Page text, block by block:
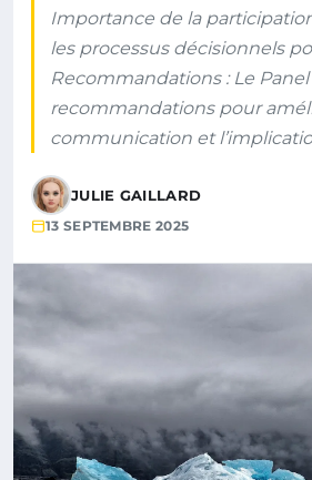
Importance de la
les processus décisionnels
Recommandations : Le
recommandations pour
communication et
JULIE GAILLARD
13 SEPTEMBRE 2025